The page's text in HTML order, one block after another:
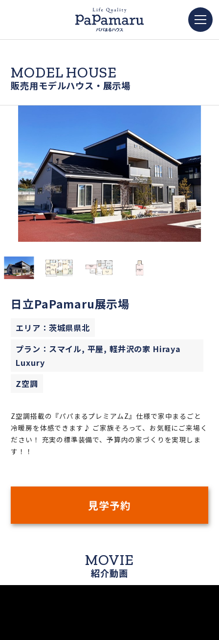
MODEL HOUSE
販売用モデルハウス・展示場
日立PaPamaru展示場
エリア：茨城県県北
プラン：スマイル, 平屋, 軽井沢の家 Hiraya
Luxury
Z空調
Z空調搭載の『パパまるプレミアムZ』仕様で家中まるごと
冷暖房を体感できます♪ ご家族そろって、お気軽にご来場く
ださい！ 充実の標準装備で、予算内の家づくりを実現しま
す！！
見学予約
MOVIE
紹介動画